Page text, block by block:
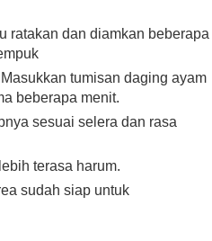
ratakan dan diamkan beberapa
tumisan daging ayam
beberapa menit.
sesuai selera dan rasa
terasa harum.
sudah siap untuk